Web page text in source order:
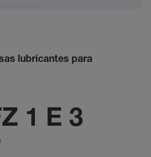
lubricantes para
1 E 3